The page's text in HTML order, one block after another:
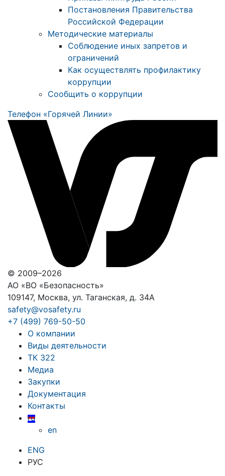
Постановления Правительства
Российской Федерации
Методические материалы
Соблюдение иных запретов и
ограничений
Как осуществлять профилактику
коррупции
Сообщить о коррупции
Телефон «Горячей Линии»
© 2009–2026
АО «ВО «Безопасность»
109147, Москва, ул. Таганская, д. 34А
safety@vosafety.ru
+7 (499) 769-50-50
О компании
Виды деятельности
ТК 322
Медиа
Закупки
Документация
Контакты
ru
en
ENG
РУС